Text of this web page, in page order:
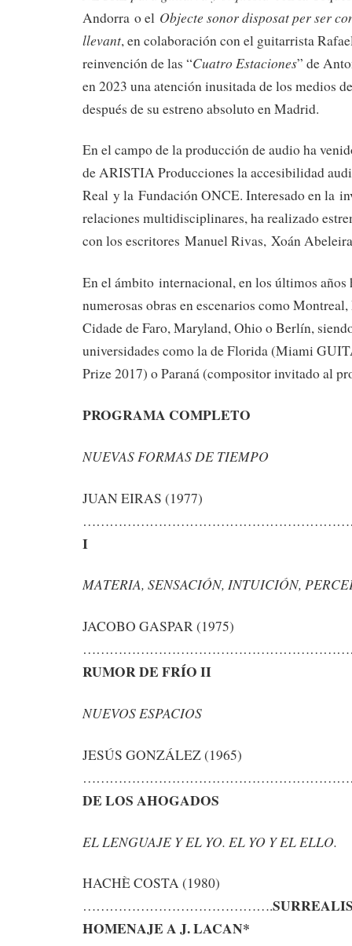
Andorra o el Objecte sonor disposat per ser
llevant, en colaboración con el guitarrista
reinvención de las “Cuatro Estaciones” de
en 2023 una atención inusitada de los medios
después de su estreno absoluto en Madrid.
En el campo de la producción de audio ha
de ARISTIA Producciones la accesibilidad
Real y la Fundación ONCE. Interesado en la
relaciones multidisciplinares, ha realizado
con los escritores Manuel Rivas, Xoán
En el ámbito internacional, en los últimos años
numerosas obras en escenarios como
Cidade de Faro, Maryland, Ohio o Berlín,
universidades como la de Florida (Miami
Prize 2017) o Paraná (compositor invitado al
PROGRAMA COMPLETO
NUEVAS FORMAS DE TIEMPO
JUAN EIRAS (1977)
I
MATERIA, SENSACIÓN, INTUICIÓN,
JACOBO GASPAR (1975)
RUMOR DE FRÍO II
NUEVOS ESPACIOS
JESÚS GONZÁLEZ (1965)
DE LOS AHOGADOS
EL LENGUAJE Y EL YO. EL YO Y EL ELLO.
HACHÈ COSTA (1980)
…………………………………….
HOMENAJE A J. LACAN*